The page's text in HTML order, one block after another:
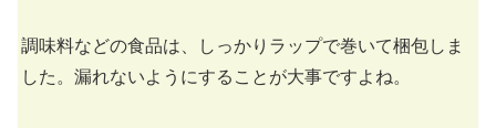
調味料などの食品は、しっかりラップで巻いて梱包しま
した。漏れないようにすることが大事ですよね。